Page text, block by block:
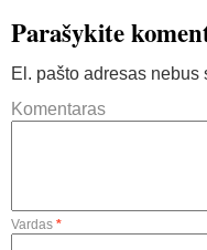
Parašykite
El. pašto adresas nebus
Komentaras
Vardas *